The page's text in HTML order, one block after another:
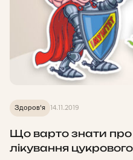
Здоров'я 14.11.2019
Що варто знати про
лікування